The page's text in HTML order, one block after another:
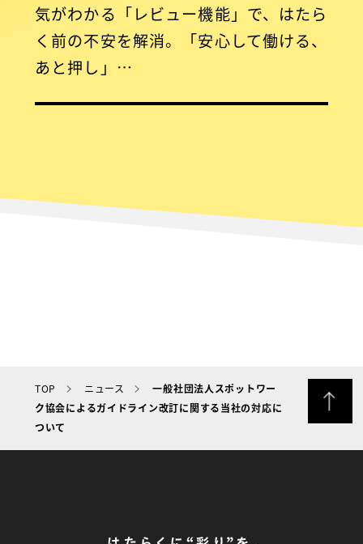
気がわかる「レビュー機能」で、はたら
く前の不安を解消。「安心して働ける、
あと押し」…
TOP ニュース
一般社団法人スポットワー
ク協会によるガイドライン改訂に関する当社の対応に
ついて